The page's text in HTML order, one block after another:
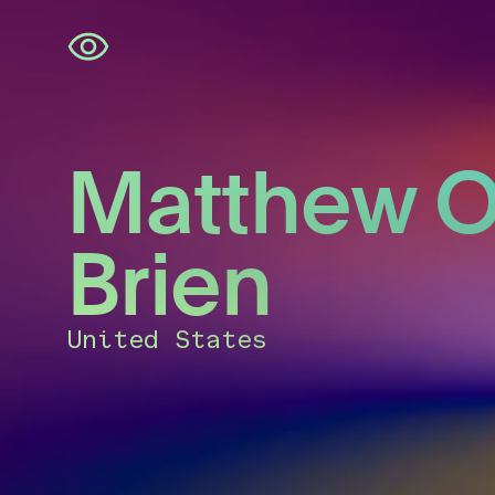
Skip
navigation
Matthew
Brien
United States